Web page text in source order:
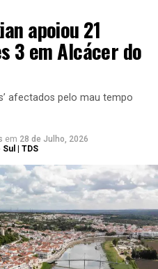
apoiou 21
3 em Alcácer do
afectados pelo mau tempo
em 28 de Julho, 2026
| TDS